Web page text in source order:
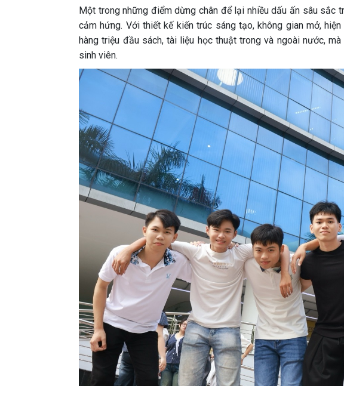
Một trong những điểm dừng chân để lại nhiều dấu ấn sâu sắc
cảm hứng. Với thiết kế kiến trúc sáng tạo, không gian mở,
hàng triệu đầu sách, tài liệu học thuật trong và ngoài nước,
sinh viên.